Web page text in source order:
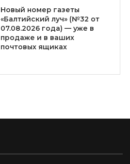
Новый номер газеты
«Балтийский луч» (№32 от
07.08.2026 года) — уже в
продаже и в ваших
почтовых ящиках